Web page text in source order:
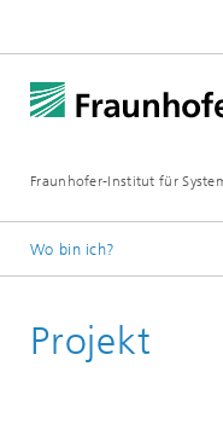
Fraunhofer-Institut für
Wo bin ich?
Abteilungen
Projekt